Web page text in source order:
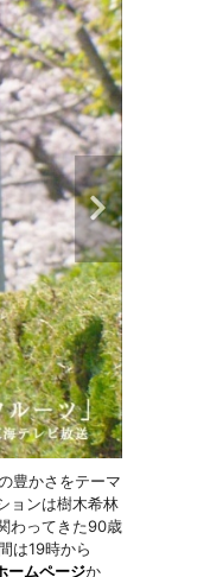
豊かさをテーマ
ョンは樹木希林
わってきた90歳
は19時から
ームページか